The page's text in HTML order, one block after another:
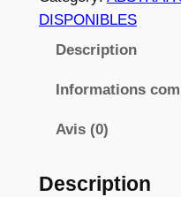
1
DISPONIBLES
Description
Informations
Avis (0)
Description